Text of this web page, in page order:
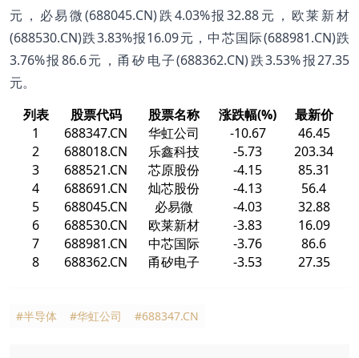
元，必易微(688045.CN)跌4.03%报32.88元，欧莱新材
(688530.CN)跌3.83%报16.09元，中芯国际(688981.CN)跌
3.76%报86.6元，甬矽电子(688362.CN)跌3.53%报27.35
元。
列表
股票代码 股票名称 涨跌幅(%)
最新价
1
688347.CN 华虹公司 -10.67
46.45
2
688018.CN 乐鑫科技 -5.73
203.34
3
688521.CN 芯原股份 -4.15
85.31
4
688691.CN 灿芯股份 -4.13
56.4
5
688045.CN 必易微 -4.03
32.88
6
688530.CN 欧莱新材 -3.83
16.09
7
688981.CN 中芯国际 -3.76
86.6
8
688362.CN 甬矽电子 -3.53 27.35
#半导体 #华虹公司 #688347.CN